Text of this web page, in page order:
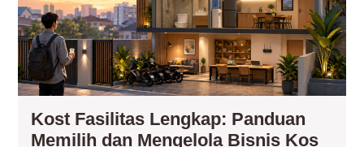
dan
Kost Fasilitas Lengkap: Panduan
Memilih dan Mengelola Bisnis KosKost